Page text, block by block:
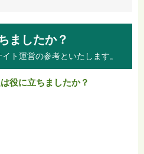
ましたか？
ト運営の参考といたします。
役に立ちましたか？